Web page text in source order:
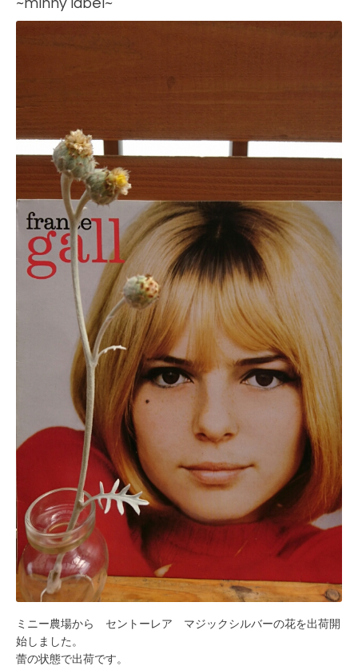
~minny label~
ミニー農場から セントーレア マジックシルバーの花を出荷開
始しました。
蕾の状態で出荷です。